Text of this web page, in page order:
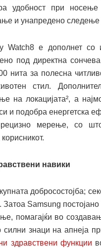
удобност при
и унапредено следење
Watch8 е дополнет
под директна
нита за полесна
стил.
на локацијата², а
и подобра енергетска
мерење, со
навики
добросостојба;
Samsung
помагајќи во
знаци на апнеја
здравствени функции